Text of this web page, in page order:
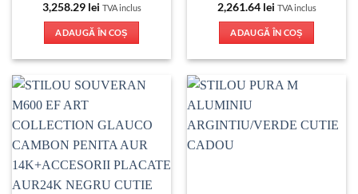
3,258.29 lei TVA inclus
ADAUGĂ ÎN COȘ
2,261.64 lei TVA inclus
ADAUGĂ ÎN COȘ